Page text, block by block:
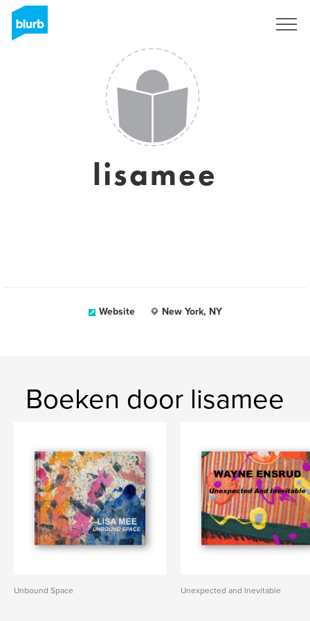
lisamee
Website New York, NY
Boeken door lisamee
Unbound Space Unexpected and Inevitable